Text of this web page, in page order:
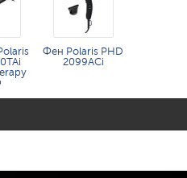
Фен Polaris PHD
2099ACi